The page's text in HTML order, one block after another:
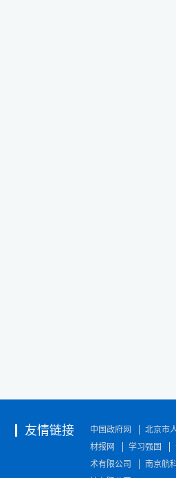
友情链接 中国政府网 北京市
材报网
学习强国
术有限公司
南京航